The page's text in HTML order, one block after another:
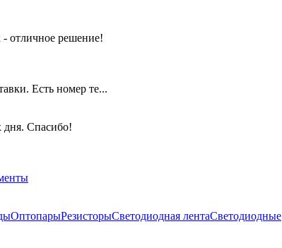
- отличное решение!
Есть номер те...
дня. Спасибо!
ОптопарыРезисторыСветодиодная лентаСветодиодные